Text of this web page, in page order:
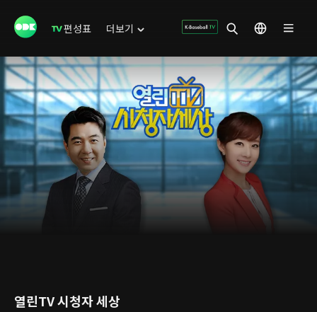
편성표 더보기
열린TV 시청자 세상